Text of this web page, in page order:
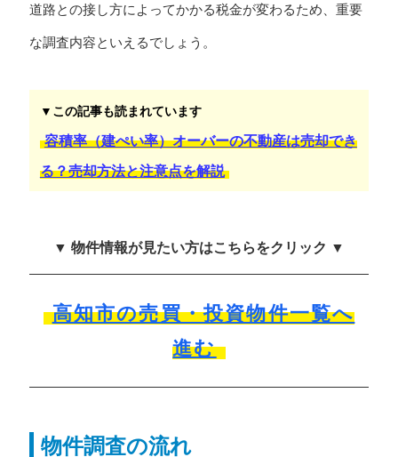
道路との接し方によってかかる税金が変わるため、重要
な調査内容といえるでしょう。
▼この記事も読まれています
容積率（建ぺい率）オーバーの不動産は売却でき
る？売却方法と注意点を解説
▼ 物件情報が見たい方はこちらをクリック ▼
高知市の売買・投資物件一覧へ
進む
物件調査の流れ